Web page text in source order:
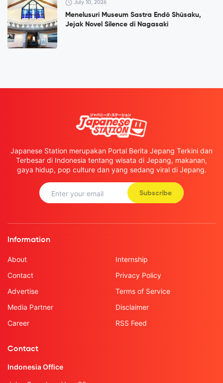
July 10, 2026
Menelusuri Museum Sastra Endō Shūsaku,
Jejak Novel Silence di Nagasaki
Japanese Station merupakan Portal Berita Jepang Terkini dan
Terbesar di Indonesia tentang wisata di Jepang, makanan,
gaya hidup, pop culture dan yang sedang viral di Jepang.
Subscribe
Information
About
Contact
Advertise
Media Partner
Career
Internship
Privacy Policy
Terms of Service
Disclaimer
RSS Feed
Contact
Indonesia Office